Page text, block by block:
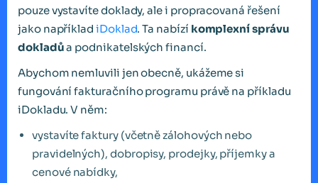
pouze vystavíte doklady, ale i propracovaná řešení
jako například iDoklad. Ta nabízí komplexní správu
dokladůa podnikatelských financí.
Abychom nemluvili jen obecně, ukážeme si
fungování fakturačního programu právě na příkladu
iDokladu. V něm:
vystavíte faktury (včetně zálohových nebo
pravidelných), dobropisy, prodejky, příjemky a
cenové nabídky,